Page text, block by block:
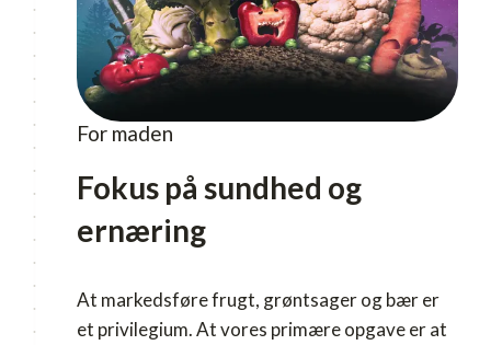
For maden
Fokus på sundhed og
ernæring
At markedsføre frugt, grøntsager og bær er
et privilegium. At vores primære opgave er at